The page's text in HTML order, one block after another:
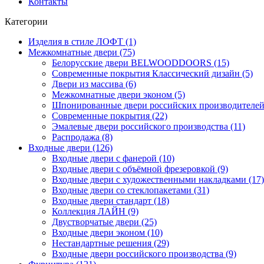
Категории
Изделия в стиле ЛОФТ (1)
Межкомнатные двери (75)
Белорусские двери BELWOODDOORS (15)
Современные покрытия Классический дизайн (5)
Двери из массива (6)
Межкомнатные двери эконом (5)
Шпонированные двери российских
Современные покрытия (22)
Эмалевые двери российского производства (11)
Распродажа (8)
Входные двери (126)
Входные двери с фанерой (10)
Входные двери с объёмной фрезеровкой (9)
Входные двери с художественными накладками (17)
Входные двери со стеклопакетами (31)
Входные двери стандарт (18)
Коллекция ЛАЙН (9)
Двустворчатые двери (25)
Входные двери эконом (10)
Нестандартные решения (29)
Входные двери российского производства (9)